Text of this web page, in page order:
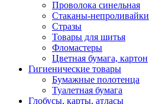
Проволока синельная
Стаканы-непроливайки
Стразы
Товары для шитья
Фломастеры
Цветная бумага, картон
Гигиенические товары
Бумажные полотенца
Туалетная бумага
Глобусы, карты, атласы